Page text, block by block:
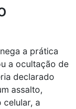
a prática
a ocultação de
declarado
assalto,
celular, a